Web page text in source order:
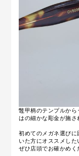
鼈甲柄のテンプルか
はの細かな彫金が施さ
初めてのメガネ選び
いた方にオススメした
ぜひ店頭でお確かめく